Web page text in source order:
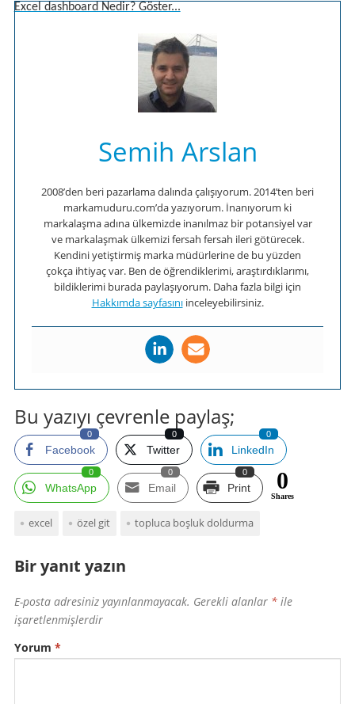
Excel dashboard Nedir? Göster...
Semih Arslan
2008’den beri pazarlama dalında çalışıyorum. 2014’ten beri
markamuduru.com’da yazıyorum. İnanıyorum ki
markalaşma adına ülkemizde inanılmaz bir potansiyel var
ve markalaşmak ülkemizi fersah fersah ileri götürecek.
Kendini yetiştirmiş marka müdürlerine de bu yüzden
çokça ihtiyaç var. Ben de öğrendiklerimi, araştırdıklarımı,
bildiklerimi burada paylaşıyorum. Daha fazla bilgi için
Hakkımda sayfasınıinceleyebilirsiniz.
Bu yazıyı çevrenle paylaş;
Facebook
0
Twitter
0
LinkedIn
0
WhatsApp
0
Email
0
Print
0 0
Shares
excel özel git topluca boşluk doldurma
Bir yanıt yazın
E-posta adresiniz yayınlanmayacak. Gerekli alanlar *ile
işaretlenmişlerdir
Yorum *